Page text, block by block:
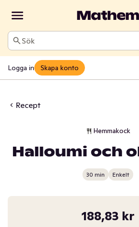
Sök
Logga in Skapa konto
Recept
Hemmakock
Halloumi och
30 min Enkelt
188,83 kr